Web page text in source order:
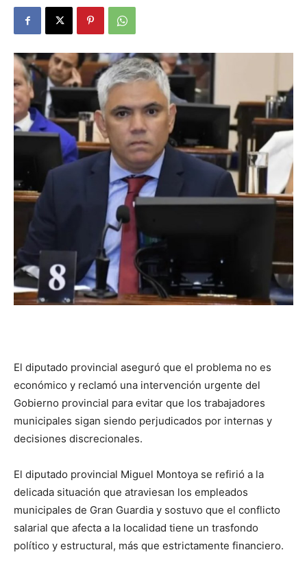
::
La
Verdad
lo
que
ve…
El diputado provincial aseguró que el problema no es
económico y reclamó una intervención urgente del
Gobierno provincial para evitar que los trabajadores
municipales sigan siendo perjudicados por internas y
decisiones discrecionales.
El diputado provincial Miguel Montoya se refirió a la
delicada situación que atraviesan los empleados
municipales de Gran Guardia y sostuvo que el conflicto
salarial que afecta a la localidad tiene un trasfondo
político y estructural, más que estrictamente financiero.